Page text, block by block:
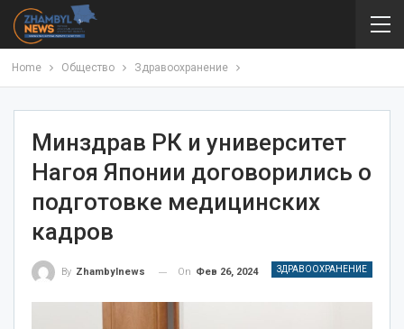
Home Общество Здравоохранение
Минздрав РК и университет
Нагоя Японии договорились о
подготовке медицинских
кадров
ЗДРАВООХРАНЕНИЕ
By Zhambylnews On Фев 26, 2024